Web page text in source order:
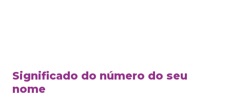
Significado do número do seu
nome